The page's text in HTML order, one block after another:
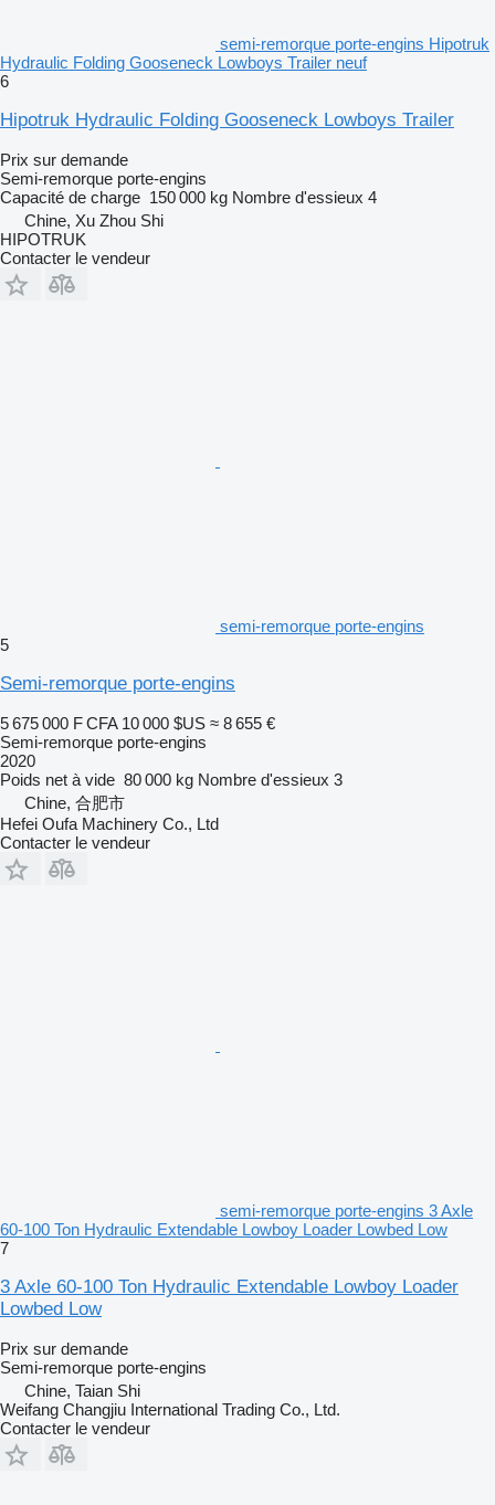
semi-remorque porte-engins Hipotruk
Hydraulic Folding Gooseneck Lowboys Trailer neuf
6
Hipotruk Hydraulic Folding Gooseneck Lowboys Trailer
Prix sur demande
Semi-remorque porte-engins
Capacité de charge 150 000 kg Nombre d'essieux 4
Chine, Xu Zhou Shi
HIPOTRUK
Contacter le vendeur
semi-remorque porte-engins
5
Semi-remorque porte-engins
5 675 000 F CFA 10 000 $US ≈ 8 655 €
Semi-remorque porte-engins
2020
Poids net à vide 80 000 kg Nombre d'essieux 3
Chine, 合肥市
Hefei Oufa Machinery Co., Ltd
Contacter le vendeur
semi-remorque porte-engins 3 Axle
60-100 Ton Hydraulic Extendable Lowboy Loader Lowbed Low
7
3 Axle 60-100 Ton Hydraulic Extendable Lowboy Loader
Lowbed Low
Prix sur demande
Semi-remorque porte-engins
Chine, Taian Shi
Weifang Changjiu International Trading Co., Ltd.
Contacter le vendeur